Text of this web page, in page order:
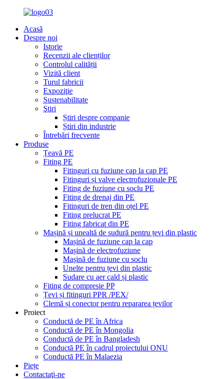
Acasă
Despre noi
Istorie
Recenzii ale clienților
Controlul calității
Vizită client
Turul fabricii
Expoziţie
Sustenabilitate
Ştiri
Știri despre companie
Știri din industrie
Întrebări frecvente
Produse
Țeavă PE
Fiting PE
Fitinguri cu fuziune cap la cap PE
Fitinguri și valve electrofuzionale PE
Fiting de fuziune cu soclu PE
Fiting de drenaj din PE
Fitinguri de tren din oțel PE
Fiting prelucrat PE
Fiting fabricat din PE
Mașină și unealtă de sudură pentru țevi din plastic
Mașină de fuziune cap la cap
Mașină de electrofuziune
Mașină de fuziune cu soclu
Unelte pentru țevi din plastic
Sudare cu aer cald și plastic
Fiting de compresie PP
Țevi și fitinguri PPR /PEX/
Clemă și conector pentru repararea țevilor
Proiect
Conductă de PE în Africa
Conductă de PE în Mongolia
Conductă de PE în Bangladesh
Conductă PE în cadrul proiectului ONU
Conductă PE în Malaezia
Piețe
Contactaţi-ne